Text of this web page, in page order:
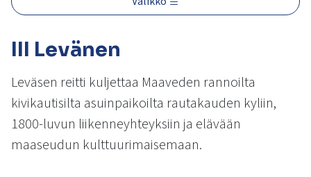
kosketus-
pyyhkäisyliikkeitä.
III Levänen
Leväsen reitti kuljettaa Maaveden rannoilta
kivikautisilta asuinpaikoilta rautakauden kyliin,
1800-luvun liikenneyhteyksiin ja elävään
maaseudun kulttuurimaisemaan.